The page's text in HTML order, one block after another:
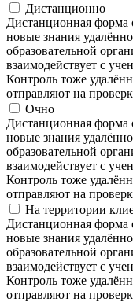
Дистанционно
Дистанционная форма
новые знания
образовательной
взаимодействует с
Контроль тоже
отправляют на
Очно
Дистанционная форма
новые знания
образовательной
взаимодействует с
Контроль тоже
отправляют на
На территории
Дистанционная форма
новые знания
образовательной
взаимодействует с
Контроль тоже
отправляют на